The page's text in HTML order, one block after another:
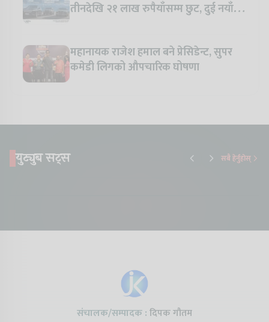
तीनदेखि २१ लाख रुपैयाँसम्म छुट, दुई नयाँ
महानायक राजेश हमाल बने प्रेसिडेन्ट, सुपर
कमेडी लिगको औपचारिक घोषणा
युट्युब सट्स सबै हेर्नुहोस्
संचालक/सम्पादक :दिपक गौतम